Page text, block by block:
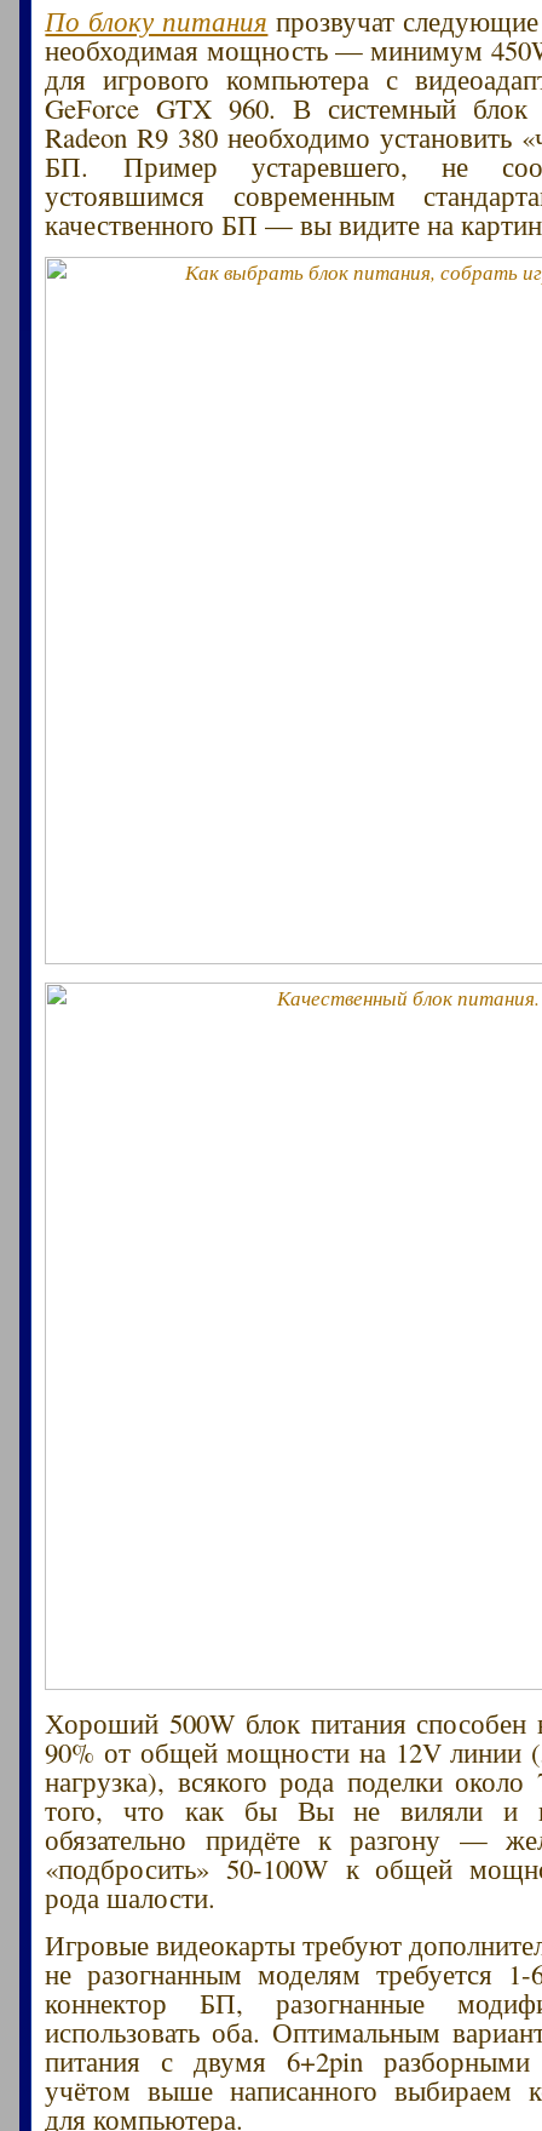
По блоку питания прозвучат
необходимая мощность — минимум
для игрового компьютера с
GeForce GTX 960. В системный блок
Radeon R9 380 необходимо установить
БП. Пример устаревшего, не
устоявшимся современным
качественного БП — вы видите на
Хороший 500W блок питания способен
90% от общей мощности на 12V линии
нагрузка), всякого рода поделки
того, что как бы Вы не виляли и
обязательно придёте к разгону —
«подбросить» 50-100W к общей
рода шалости.
Игровые видеокарты требуют
не разогнанным моделям требуется
коннектор БП, разогнанные
использовать оба. Оптимальным
питания с двумя 6+2pin
учётом выше написанного выбираем
для компьютера.